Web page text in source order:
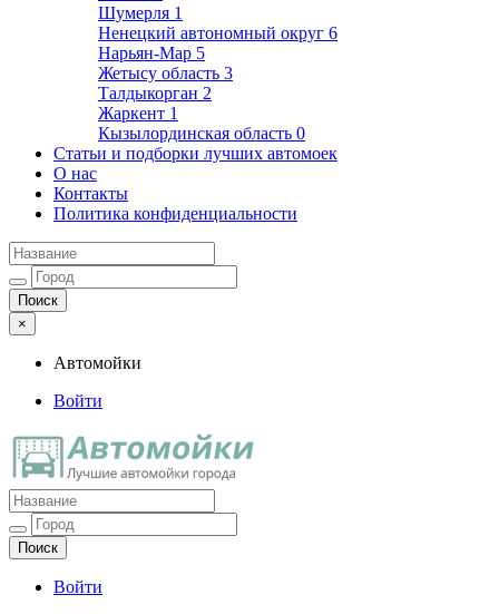
Шумерля 1
Ненецкий автономный округ 6
Нарьян-Мар 5
Жетысу область 3
Талдыкорган 2
Жаркент 1
Кызылординская область 0
Статьи и подборки лучших автомоек
О нас
Контакты
Политика конфиденциальности
×
Автомойки
Войти
Автомойки
Ещё один сайт на WordPress
Войти